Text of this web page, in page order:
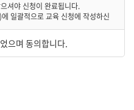
셔야 신청이 완료됩니다.
일괄적으로 교육 신청에 작성하신
못 하실 경우 얘기해주시길
으며 동의합니다.